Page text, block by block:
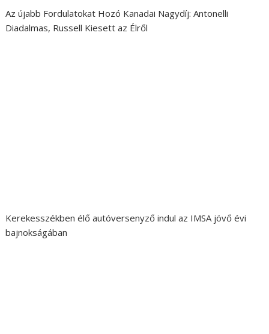
Az újabb Fordulatokat Hozó Kanadai Nagydíj: Antonelli
Diadalmas, Russell Kiesett az Élről
Kerekesszékben élő autóversenyző indul az IMSA jövő évi
bajnokságában